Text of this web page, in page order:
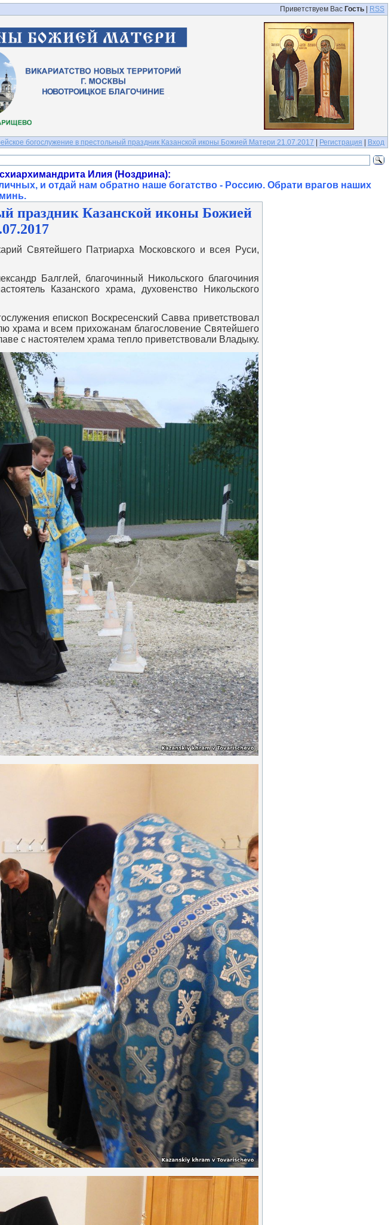
Приветствуем Вас Гость RSS
богослужение в престольный праздник Казанской иконы Божией Матери 21.07.2017 Регистрация Вход
Илия (Ноздрина):
и отдай нам обратно наше богатство - Россию. Обрати врагов наших
.
праздник Казанской иконы Божией
Святейшего Патриарха Московского и всея Руси,
Балглей, благочинный Никольского благочиния
Казанского храма, духовенство Никольского
епископ Воскресенский Савва приветствовал
храма и всем прихожанам благословение Святейшего
с настоятелем храма тепло приветствовали Владыку.